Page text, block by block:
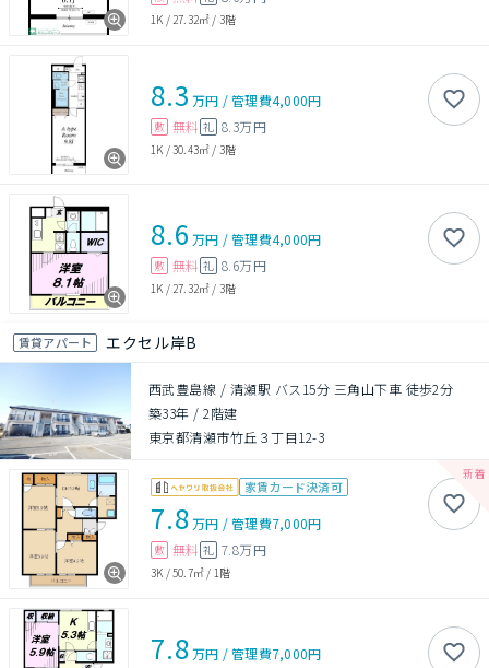
1K /27.32㎡ / 3階
8.3 万円 /管理費4,000円
敷 無料 礼 8.3万円
1K /30.43㎡ / 3階
8.6 万円 /管理費4,000円
敷 無料 礼 8.6万円
1K / 27.32㎡ / 3階
賃貸アパート エクセル岸B
西武豊島線 / 清瀬駅 バス15分 三角山下車 徒歩2分
築33年 /2階建
東京都清瀬市竹丘３丁目12-3
家賃カード決済可
7.8万円 /管理費7,000円
敷 無料 礼 7.8万円
3K /50.7㎡ / 1階
7.8万円 /管理費7,000円